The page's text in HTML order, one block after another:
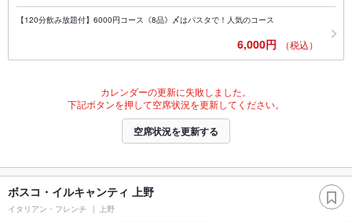
【120分飲み放題付】6000円コース《8品》〆はパスタで！人気のコース
6,000円 （税込）
カレンダーの更新に失敗しました。
下記ボタンを押して空席状況を更新してください。
空席状況を更新する
ボスコ・イルキャンティ 上野
イタリアン・フレンチ 上野